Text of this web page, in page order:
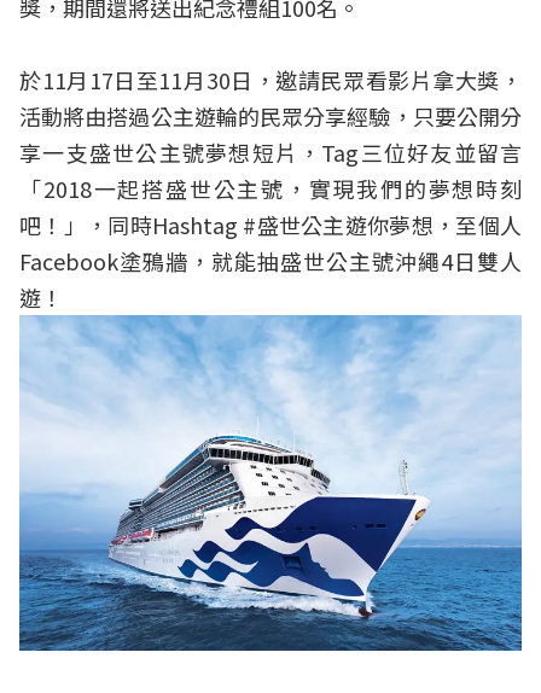
獎，期間還將送出紀念禮組100名。
於11月17日至11月30日，邀請民眾看影片拿大獎，
活動將由搭過公主遊輪的民眾分享經驗，只要公開分
享一支盛世公主號夢想短片，Tag三位好友並留言
「2018一起搭盛世公主號，實現我們的夢想時刻
吧！」，同時Hashtag #盛世公主遊你夢想，至個人
Facebook塗鴉牆，就能抽盛世公主號沖繩4日雙人
遊！